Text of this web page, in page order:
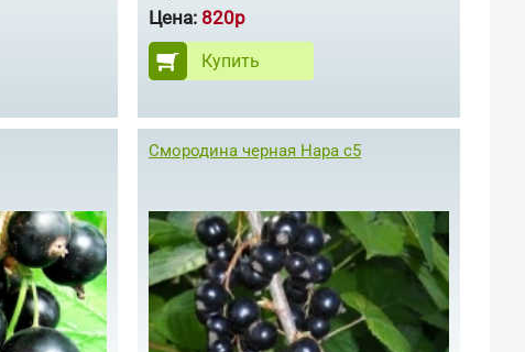
Цена: 820р
Купить
Смородина черная Нара с5